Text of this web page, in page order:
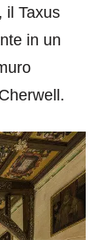
il Taxus
in un